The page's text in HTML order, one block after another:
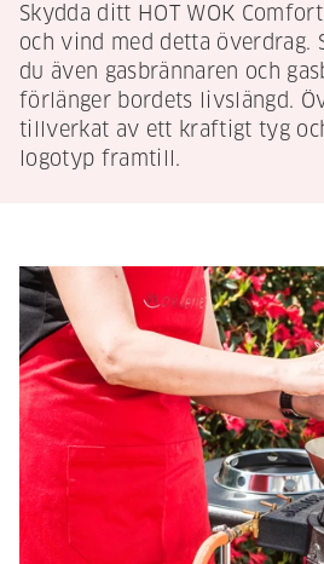
Skydda ditt HOT WOK
och vind med detta överdrag.
du även gasbrännaren och
förlänger bordets livslängd.
tillverkat av ett kraftigt tyg
logotyp framtill.